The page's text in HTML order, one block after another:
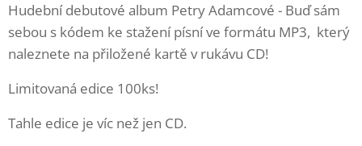
Hudební debutové album Petry Adamcové - Buď sám
sebou s kódem ke stažení písní ve formátu MP3, který
naleznete na přiložené kartě v rukávu CD!
Limitovaná edice 100ks!
Tahle edice je víc než jen CD.